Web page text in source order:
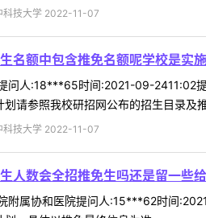
科技大学 2022-11-07
名额中包含推免名额呢学校是实
问人:18***65时间:2021-09-2411:02
请参照我校研招网公布的招生目录及
科技大学 2022-11-07
人数会全招推免生吗还是留一些
附属协和医院提问人:15***62时间